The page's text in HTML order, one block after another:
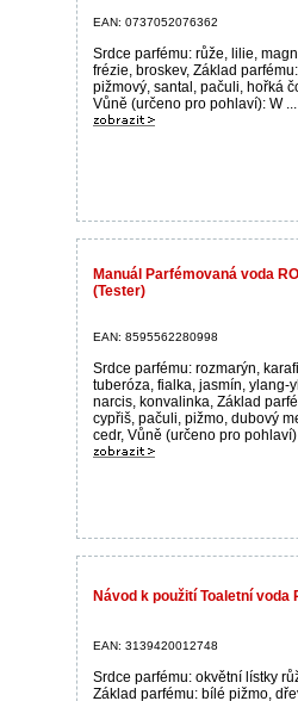
EAN: 0737052076362
Srdce parfému: růže, lilie,
frézie, broskev, Základ
pižmový, santal, pačuli, hořká
Vůně (určeno pro pohlaví): W ...
Manuál Parfémovaná voda
(Tester)
EAN: 8595562280998
Srdce parfému: rozmarýn,
tuberóza, fialka, jasmín, ylang-
narcis, konvalinka, Základ
cypřiš, pačuli, pižmo, dubový
cedr, Vůně (určeno pro
Návod k použití Toaletní voda
EAN: 3139420012748
Srdce parfému: okvětní lístky
Základ parfému: bílé pižmo,